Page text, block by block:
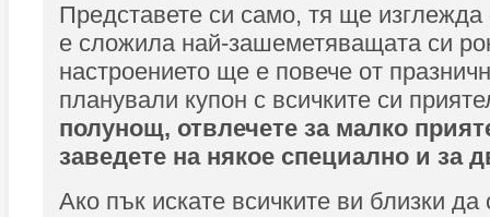
Представете си само, тя ще
е сложила най-зашеметяващата си
настроението ще е повече от
планували купон с всичките си
полунощ, отвлечете за малко
заведете на някое специално и за
Ако пък искате всичките ви близки да